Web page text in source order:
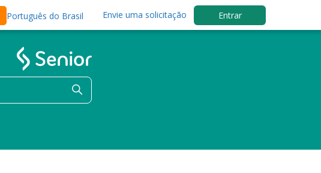
Português do Brasil Envie uma solicitação Entrar